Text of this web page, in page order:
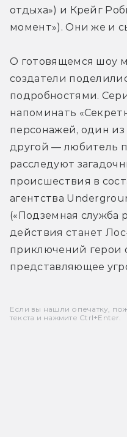
отдыха») и Крейг
момент»). Они же и
О готовящемся шоу
создатели
подробностями.
напоминать
персонажей, один из
другой — любитель
расследуют
происшествия в
агентства
(«Подземная служба
действия станет
приключений герои
представляющее
Если вы нашли опечатку,
текста и нажмите Ctrl+Enter.